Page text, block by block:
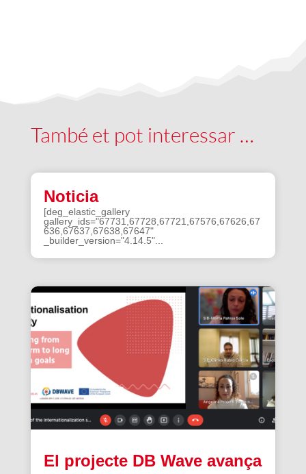
També et pot interessar …
Noticia
[deg_elastic_gallery
gallery_ids="67731,67728,67721,67576,67626,67
636,67637,67638,67647"
_builder_version="4.14.5"...
El projecte DB Wave avança